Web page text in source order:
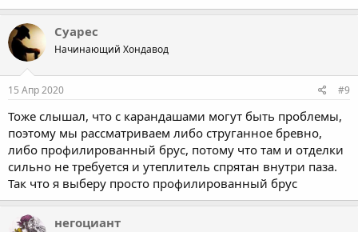
Суарес
Начинающий Хондавод
15 Апр 2020 #9
Тоже слышал, что с карандашами могут быть проблемы,
поэтому мы рассматриваем либо струганное бревно,
либо профилированный брус, потому что там и отделки
сильно не требуется и утеплитель спрятан внутри паза.
Так что я выберу просто профилированный брус
негоциант